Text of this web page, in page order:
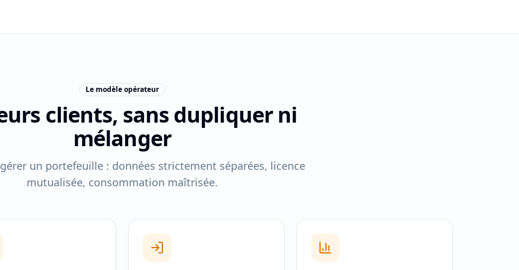
Le modèle opérateur
clients, sans dupliquer ni
mélanger
un portefeuille : données strictement séparées, licence
mutualisée, consommation maîtrisée.